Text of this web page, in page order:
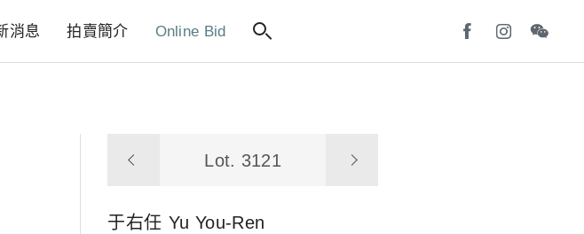
消息 拍賣簡介 Online Bid
Lot. 3121
于右任 Yu You-Ren